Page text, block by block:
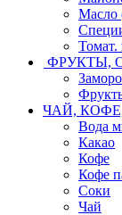
Масло
Томат.
ФРУКТЫ,
ЧАЙ,
Вода
Какао
Кофе
Кофе
Соки
Чай